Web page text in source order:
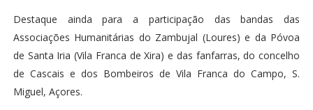
Destaque ainda para a participação das bandas das
Associações Humanitárias do Zambujal (Loures) e da Póvoa
de Santa Iria (Vila Franca de Xira) e das fanfarras, do concelho
de Cascais e dos Bombeiros de Vila Franca do Campo, S.
Miguel, Açores.